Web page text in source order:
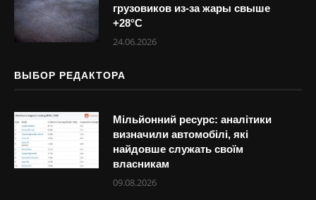
грузовиков из-за жары свыше
+28°С
24.06.2026
ВЫБОР РЕДАКТОРА
Мільйонний ресурс: аналітики
визначили автомобілі, які
найдовше служать своїм
власникам
09.08.2026